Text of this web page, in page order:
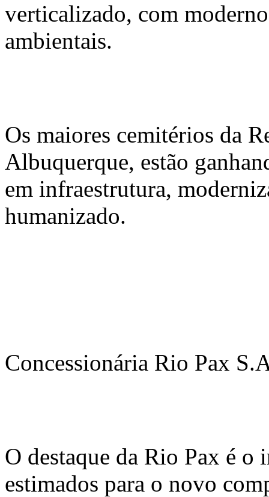
verticalizado, com
ambientais.
Os maiores cemitérios da
Albuquerque, estão
em infraestrutura,
humanizado.
Concessionária Rio Pax
O destaque da Rio Pax é
estimados para o novo